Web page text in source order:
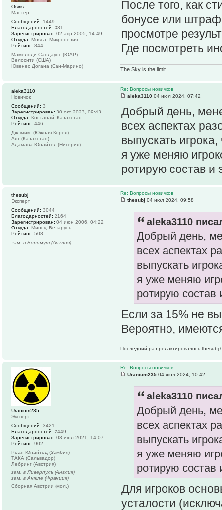
После того, как
бонусе или
просмотре
Где посмотреть
The Sky is the limit.
Osiris
Мастер
Сообщений: 1449
Благодарностей: 331
Зарегистрирован: 02 апр 2005, 14:49
Откуда: Mosca, Микронезия
Рейтинг: 844
Мамелоди Сандаунс (ЮАР)
Велосити (США)
Ювенес Догана (Сан-Марино)
Re: Вопросы новичков
aleka3110 04 июл 2024, 07:42
Добрый день,
всех аспектах
выпускать
я уже меняю
ротирую состав и
aleka3110
Новичок
Сообщений: 3
Зарегистрирован: 30 окт 2023, 09:43
Откуда: Костанай, Казахстан
Рейтинг: 446
Джэмикс (Южная Корея)
Аят (Казахстан)
Адамава Юнайтед (Нигерия)
Re: Вопросы новичков
thesubj 04 июл 2024, 09:58
aleka3110
Добрый день,
всех аспектах
выпускать
я уже меняю
ротирую состав
Если за 15% не
Вероятно,
Последний раз редактировалось thesubj
thesubj
Эксперт
Сообщений: 3044
Благодарностей: 2164
Зарегистрирован: 04 июн 2006, 04:22
Откуда: Минск, Беларусь
Рейтинг: 508
зам. в Борнмут (Англия)
Re: Вопросы новичков
Uranium235 04 июл 2024, 10:42
aleka3110
Добрый день,
всех аспектах
выпускать
я уже меняю
ротирую состав
Для игроков
усталости
Uranium235
Эксперт
Сообщений: 3421
Благодарностей: 2449
Зарегистрирован: 03 июл 2021, 14:07
Рейтинг: 902
Роан Юнайтед (Замбия)
ТАКА (Сальвадор)
Лебринг (Австрия)
зам. в Ливерпуль (Англия)
зам. в Анжле (Франция)
Сборная Австрии (мол.)